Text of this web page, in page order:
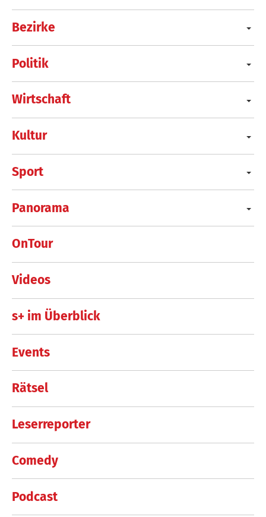
Bezirke
Politik
Wirtschaft
Kultur
Sport
Panorama
OnTour
Videos
s+ im Überblick
Events
Rätsel
Leserreporter
Comedy
Podcast